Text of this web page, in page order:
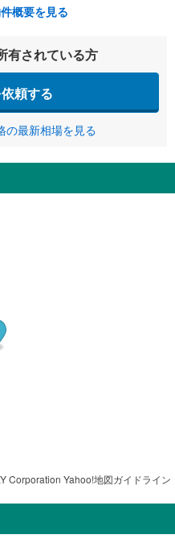
概要を見る
有されている方
頼する
の最新相場を見る
Corporation Yahoo!地図ガイドライン